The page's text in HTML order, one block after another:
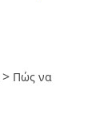
> Πώς να